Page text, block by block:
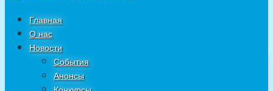
Главная
О нас
Новости
События
Анонсы